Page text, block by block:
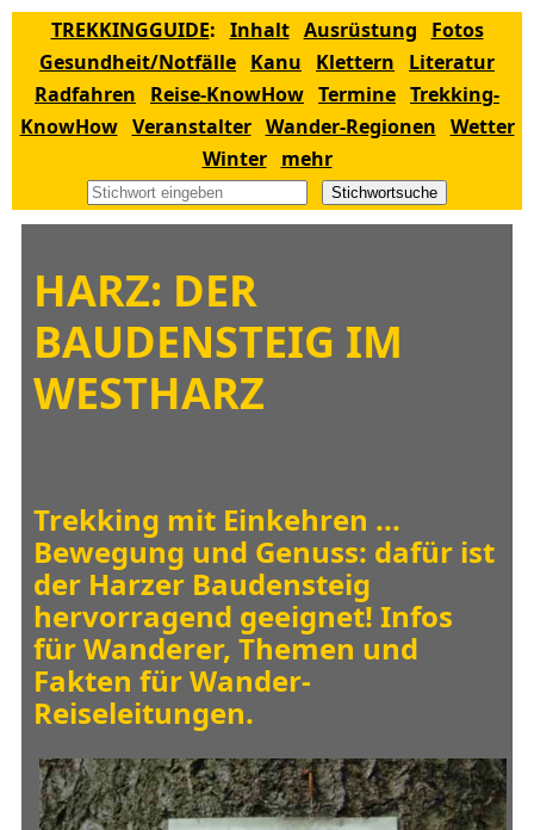
TREKKINGGUIDE: Inhalt Ausrüstung
Fotos
Gesundheit/Notfälle Kanu Klettern
Literatur
Radfahren
Reise-KnowHow Termine Trekking-
KnowHow Veranstalter Wander-Regionen Wetter
Winter
mehr
Stichwortsuche
HARZ: DER
BAUDENSTEIG IM
WESTHARZ
Trekking mit Einkehren ...
Bewegung und Genuss: dafür ist
der Harzer Baudensteig
hervorragend geeignet! Infos
für Wanderer, Themen und
Fakten für Wander-
Reiseleitungen.